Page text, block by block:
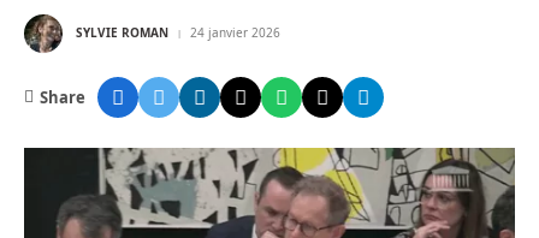
SYLVIE ROMAN 24 janvier 2026
Share